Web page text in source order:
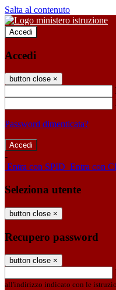
Salta al contenuto
Accedi
Accedi
button close ×
Password dimenticata?
-
Entra con SPID Entra con
Seleziona utente
button close ×
Recupero password
button close ×
all'indirizzo indicato con le